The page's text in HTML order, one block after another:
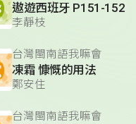
遨遊西班牙 P151-152
李靜枝
台灣閩南語我嘛會
凍霜 慷慨的用法
鄭安住
台灣閩南語我嘛會